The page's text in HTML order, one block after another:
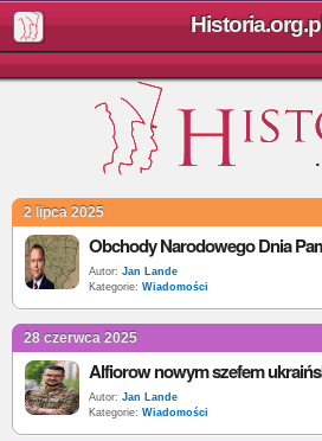
Historia.org.pl
2 lipca 2025
Autor: Jan Lande
Kategorie: Wiadomości
28 czerwca 2025
Autor: Jan Lande
Kategorie: Wiadomości